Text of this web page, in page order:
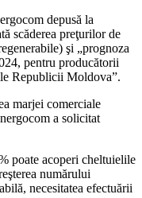
depusă la
scăderea preţurilor de
şi „prognoza
pentru producătorii
Republicii Moldova”.
marjei comerciale
a solicitat
poate acoperi cheltuielile
numărului
necesitatea efectuării